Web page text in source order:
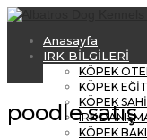
Anasayfa
IRK BİLGİLERİ
KÖPEK
KÖPEK
KÖPEK
IRK
KÖPEK
poodle satış